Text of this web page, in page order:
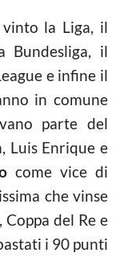
vinto la Liga, il
il
e infine il
in comune
parte del
Luis Enrique e
come vice di
che vinse
del Re e
i 90 punti